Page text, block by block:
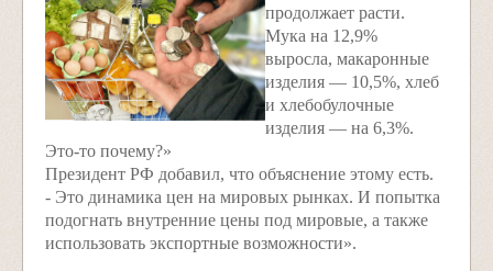
продолжает расти.
Мука на 12,9%
выросла, макаронные
изделия — 10,5%, хлеб
и хлебобулочные
изделия — на 6,3%.
Это-то почему?»
Президент РФ добавил, что объяснение этому есть.
- Это динамика цен на мировых рынках. И попытка
подогнать внутренние цены под мировые, а также
использовать экспортные возможности».